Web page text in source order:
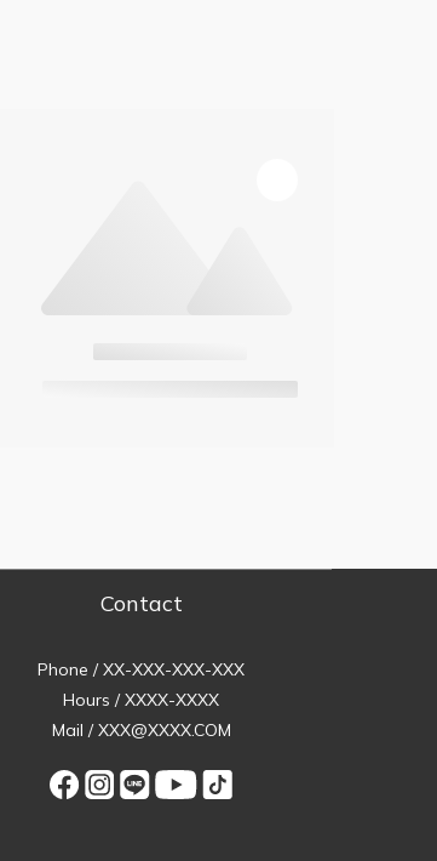
Contact
Phone / XX-XXX-XXX-XXX
Hours / XXXX-XXXX
Mail / XXX@XXXX.COM